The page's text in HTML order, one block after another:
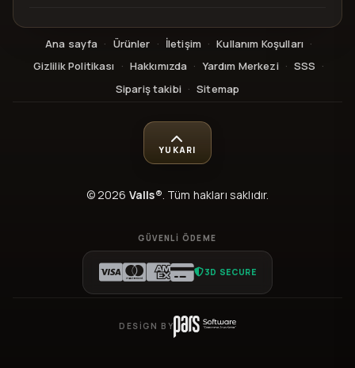
Ana sayfa · Ürünler · İletişim · Kullanım Koşulları ·
Gizlilik Politikası
· Hakkımızda · Yardım Merkezi · SSS ·
Sipariş takibi · Sitemap
© 2026 Valls® . Tüm hakları saklıdır.
YUKARI
GÜVENLI ÖDEME
3D SECURE
DESIGN BY